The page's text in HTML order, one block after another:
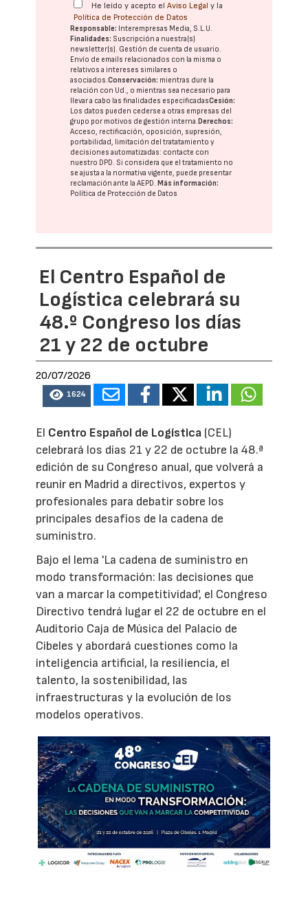
He leído y acepto elAviso Legal y la
Política de Protección de Datos
Responsable: Interempresas Media, S.L.U.
Finalidades: Suscripción a nuestra(s)
newsletter(s). Gestión de cuenta de usuario.
Envío de emails relacionados con la misma o
relativos a intereses similares o
asociados.Conservación: mientras dure la
relación con Ud., o mientras sea necesario para
llevar a cabo las finalidades especificadasCesión:
Los datos pueden cederse a otras empresas del
grupo por motivos de gestión interna. Derechos:
Acceso, rectificación, oposición, supresión,
portabilidad, limitación del tratatamiento y
decisiones automatizadas: contacte con
nuestro DPD. Si considera que el tratamiento no
se ajusta a la normativa vigente, puede presentar
reclamación ante laAEPD. Más información:
Política de Protección de Datos
El Centro Español de
Logística celebrará su
48.º Congreso los días
21 y 22 de octubre
20/07/2026
1624
El Centro Español de Logística (CEL)
celebrará los días 21 y 22 de octubre la 48.ª
edición de su Congreso anual, que volverá a
reunir en Madrid a directivos, expertos y
profesionales para debatir sobre los
principales desafíos de la cadena de
suministro.
Bajo el lema 'La cadena de suministro en
modo transformación: las decisiones que
van a marcar la competitividad', el Congreso
Directivo tendrá lugar el 22 de octubre en el
Auditorio Caja de Música del Palacio de
Cibeles y abordará cuestiones como la
inteligencia artificial, la resiliencia, el
talento, la sostenibilidad, las
infraestructuras y la evolución de los
modelos operativos.